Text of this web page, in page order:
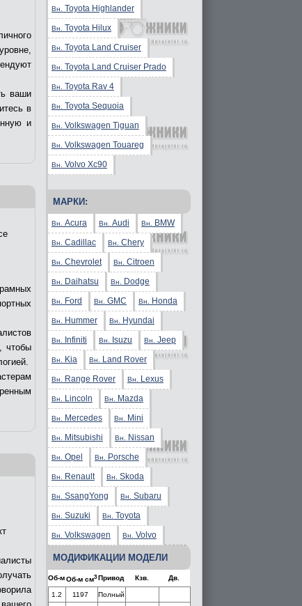
ваши
в
и
чтобы
Вн. Toyota Highlander
Вн. Toyota Hilux
Вн. Toyota Land Cruiser
Вн. Toyota Land Cruiser Prado
Вн. Toyota Rav 4
Вн. Toyota Sequoia
Вн. Volkswagen Tiguan
Вн. Volkswagen Touareg
Вн. Volvo Xc90
МАРКИ:
Вн. Acura Вн. Audi Вн. BMW
Вн. Cadillac Вн. Chery
Вн. Chevrolet Вн. Citroen
Вн. Daihatsu Вн. Dodge
Вн. Ford Вн. GMC Вн. Honda
Вн. Hummer Вн. Hyundai
Вн. Infiniti Вн. Isuzu Вн. Jeep
Вн. Kia Вн. Land Rover
Вн. Range Rover Вн. Lexus
Вн. Lincoln Вн. Mazda
Вн. Mercedes Вн. Mini
Вн. Mitsubishi Вн. Nissan
Вн. Opel Вн. Porsche
Вн. Renault Вн. Skoda
Вн. SsangYong Вн. Subaru
Вн. Suzuki Вн. Toyota
Вн. Volkswagen Вн. Volvo
МОДИФИКАЦИИ МОДЕЛИ
Об-мОб-м см3 Привод Кзв. Дв.
1.2 1197 Полный